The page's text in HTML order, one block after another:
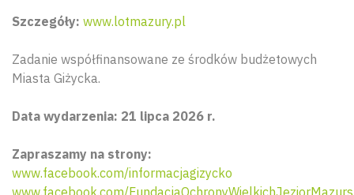
Szczegóły: www.lotmazury.pl
Zadanie współfinansowane ze środków budżetowych
Miasta Giżycka.
Data wydarzenia: 21 lipca 2026 r.
Zapraszamy na strony:
www.facebook.com/informacjagizycko
www.facebook.com/